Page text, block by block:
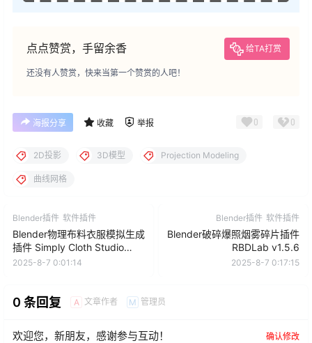
点点赞赏，手留余香 给TA打赏
还没有人赞赏，快来当第一个赞赏的人吧！
海报分享 收藏 举报 0 0
2D投影 3D模型 Projection Modeling
曲线网格
Blender插件 软件插件
Blender物理布料衣服模拟生成
插件 Simply Cloth Studio
V1.0 + Simply Cloth Pro v3.0
2025-8-7 0:01:14
Blender插件 软件插件
Blender破碎爆照烟雾碎片插件
RBDLab v1.5.6
2025-8-7 0:17:15
0 条回复 A 文章作者 M 管理员
欢迎您，新朋友，感谢参与互动！ 确认修改